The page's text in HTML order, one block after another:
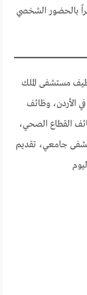
بالحضور الشخصي
2026، إعلان توظيف مستشفى الملك
الأردن، وظائف
القطاع الصحي،
جامعي، تقديم